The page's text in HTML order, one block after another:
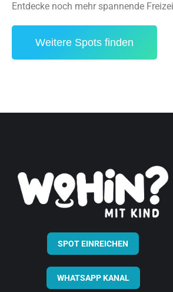
Entdecke noch mehr spannende
Weitere Spots finden
SPOT EINREICHEN
WHATSAPP KANAL